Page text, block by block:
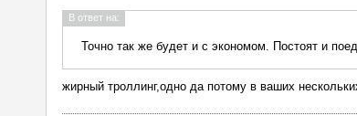
В ответ на:
Точно так же будет и с экономом. Постоят и
жирный троллинг,одно да потому в ваших